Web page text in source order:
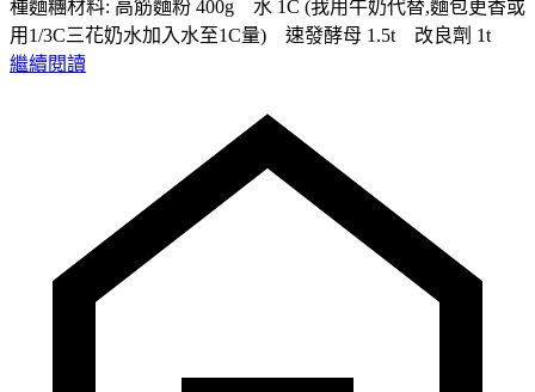
種麵糰材料: 高筋麵粉 400g 水 1C (我用牛奶代替,麵包更香或
用1/3C三花奶水加入水至1C量) 速發酵母 1.5t 改良劑 1t
繼續閱讀